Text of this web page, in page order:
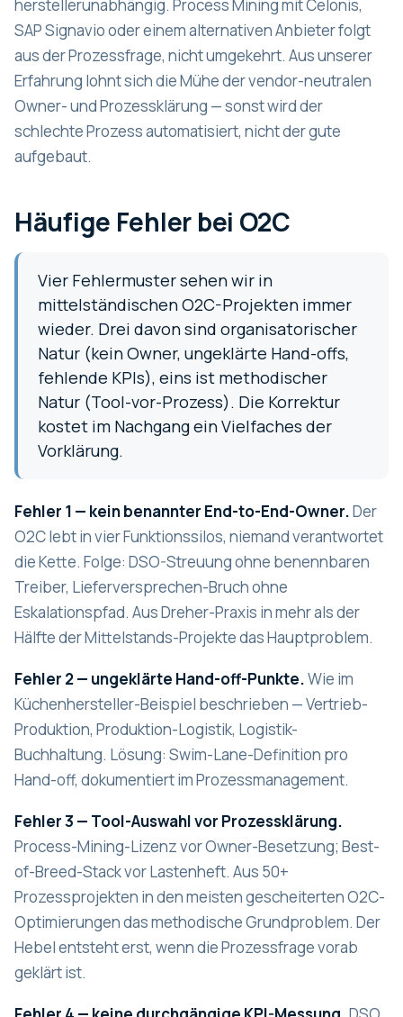
herstellerunabhängig. Process Mining mit Celonis,
SAP Signavio oder einem alternativen Anbieter folgt
aus der Prozessfrage, nicht umgekehrt. Aus unserer
Erfahrung lohnt sich die Mühe der vendor-neutralen
Owner- und Prozessklärung — sonst wird der
schlechte Prozess automatisiert, nicht der gute
aufgebaut.
Häufige Fehler bei O2C
Vier Fehlermuster sehen wir in
mittelständischen O2C-Projekten immer
wieder. Drei davon sind organisatorischer
Natur (kein Owner, ungeklärte Hand-offs,
fehlende KPIs), eins ist methodischer
Natur (Tool-vor-Prozess). Die Korrektur
kostet im Nachgang ein Vielfaches der
Vorklärung.
Fehler 1 — kein benannter End-to-End-Owner.Der
O2C lebt in vier Funktionssilos, niemand verantwortet
die Kette. Folge: DSO-Streuung ohne benennbaren
Treiber, Lieferversprechen-Bruch ohne
Eskalationspfad. Aus Dreher-Praxis in mehr als der
Hälfte der Mittelstands-Projekte das Hauptproblem.
Fehler 2 — ungeklärte Hand-off-Punkte.Wie im
Küchenhersteller-Beispiel beschrieben — Vertrieb-
Produktion, Produktion-Logistik, Logistik-
Buchhaltung. Lösung: Swim-Lane-Definition pro
Hand-off, dokumentiert im Prozessmanagement.
Fehler 3 — Tool-Auswahl vor Prozessklärung.
Process-Mining-Lizenz vor Owner-Besetzung; Best-
of-Breed-Stack vor Lastenheft. Aus 50+
Prozessprojekten in den meisten gescheiterten O2C-
Optimierungen das methodische Grundproblem. Der
Hebel entsteht erst, wenn die Prozessfrage vorab
geklärt ist.